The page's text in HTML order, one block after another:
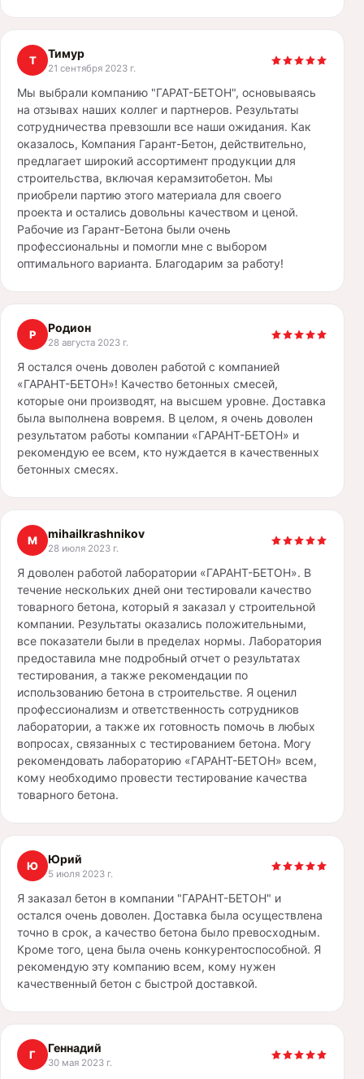
Т Тимур
21 сентября 2023 г.
Мы выбрали компанию "ГАРАТ-БЕТОН", основываясь
на отзывах наших коллег и партнеров. Результаты
сотрудничества превзошли все наши ожидания. Как
оказалось, Компания Гарант-Бетон, действительно,
предлагает широкий ассортимент продукции для
строительства, включая керамзитобетон. Мы
приобрели партию этого материала для своего
проекта и остались довольны качеством и ценой.
Рабочие из Гарант-Бетона были очень
профессиональны и помогли мне с выбором
оптимального варианта. Благодарим за работу!
Р Родион
28 августа 2023 г.
Я остался очень доволен работой с компанией
«ГАРАНТ-БЕТОН»! Качество бетонных смесей,
которые они производят, на высшем уровне. Доставка
была выполнена вовремя. В целом, я очень доволен
результатом работы компании «ГАРАНТ-БЕТОН» и
рекомендую ее всем, кто нуждается в качественных
бетонных смесях.
M mihailkrashnikov
28 июля 2023 г.
Я доволен работой лаборатории «ГАРАНТ-БЕТОН». В
течение нескольких дней они тестировали качество
товарного бетона, который я заказал у строительной
компании. Результаты оказались положительными,
все показатели были в пределах нормы. Лаборатория
предоставила мне подробный отчет о результатах
тестирования, а также рекомендации по
использованию бетона в строительстве. Я оценил
профессионализм и ответственность сотрудников
лаборатории, а также их готовность помочь в любых
вопросах, связанных с тестированием бетона. Могу
рекомендовать лабораторию «ГАРАНТ-БЕТОН» всем,
кому необходимо провести тестирование качества
товарного бетона.
Ю Юрий
5 июля 2023 г.
Я заказал бетон в компании "ГАРАНТ-БЕТОН" и
остался очень доволен. Доставка была осуществлена
точно в срок, а качество бетона было превосходным.
Кроме того, цена была очень конкурентоспособной. Я
рекомендую эту компанию всем, кому нужен
качественный бетон с быстрой доставкой.
Г Геннадий
30 мая 2023 г.